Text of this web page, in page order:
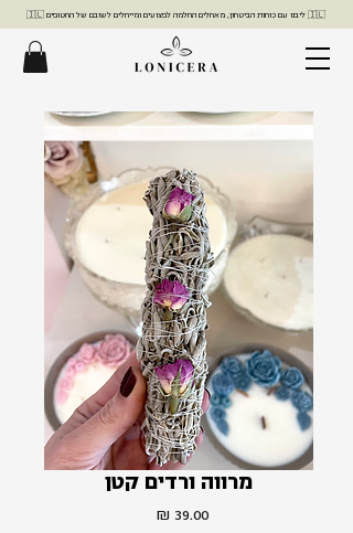
🇮🇱 ליבנו עם כוחות הביטחון, מאחלים החלמה לפצועים ומייחלים לשובם של החטופים 🇮🇱
מרווה ורדים קטן
‏39.00 ‏₪